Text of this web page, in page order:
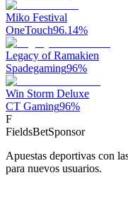
Miko Festival
OneTouch96.14%
Legacy of Ramakien
Spadegaming96%
Win Storm Deluxe
CT Gaming96%
F
FieldsBetSponsor
Apuestas deportivas con
para nuevos usuarios.